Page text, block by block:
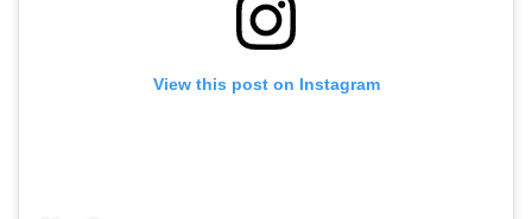
View this post on Instagram